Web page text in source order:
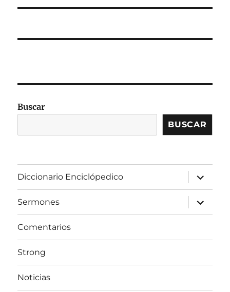
Buscar
BUSCAR
Diccionario Enciclópedico
expandir
el
menú
inferior
Sermones
expandir
el
menú
Comentarios
Strong
Noticias